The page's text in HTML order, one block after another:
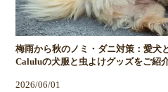
梅雨から秋のノミ・ダニ対策：愛犬
Caluluの犬服と虫よけグッズをご紹
2026/06/01